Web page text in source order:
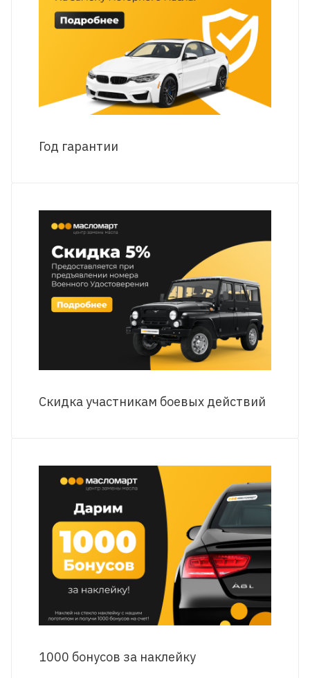
Год гарантии
Скидка участникам боевых действий
1000 бонусов за наклейку